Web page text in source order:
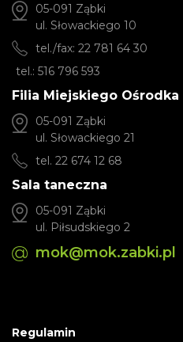
05-091 Ząbki
ul. Słowackiego 10
tel./fax: 22 781 64 30
tel.: 516 796 593
Filia Miejskiego
05-091 Ząbki
ul. Słowackiego 21
tel. 22 674 12 68
Sala taneczna
05-091 Ząbki
ul. Piłsudskiego 2
mok@mok.zabki.pl
Regulamin